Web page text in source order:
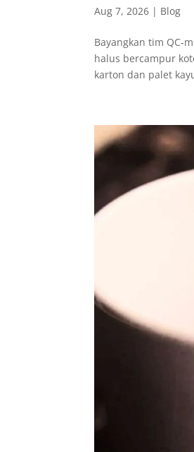
Aug 7, 2026 | Blog
Bayangkan tim QC-
halus bercampur
karton dan palet